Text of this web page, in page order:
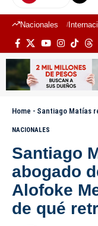
Nacionales
Home - Santiago Matías responde a
NACIONALES
Santiago
abogado
Alofoke
de qué